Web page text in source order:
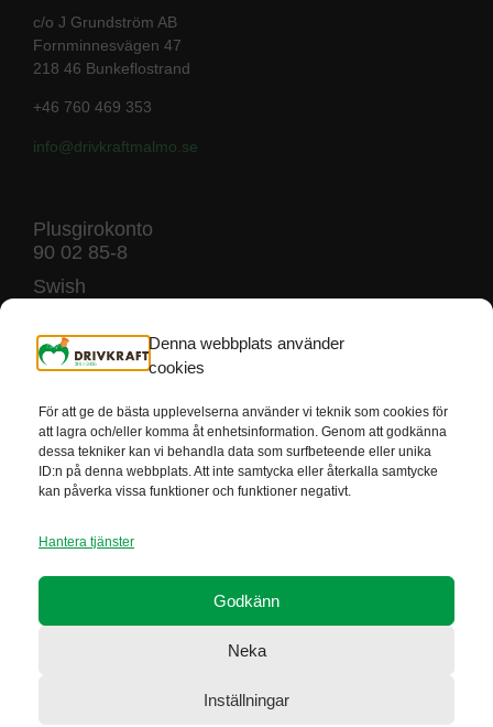
Denna webbplats använder
cookies
För att ge de bästa upplevelserna använder vi teknik som cookies för
att lagra och/eller komma åt enhetsinformation. Genom att godkänna
dessa tekniker kan vi behandla data som surfbeteende eller unika
ID:n på denna webbplats. Att inte samtycka eller återkalla samtycke
kan påverka vissa funktioner och funktioner negativt.
Hantera tjänster
Godkänn
Neka
Inställningar
c/o J Grundström AB
Fornminnesvägen 47
218 46 Bunkeflostrand
+46 760 469 353
info@drivkraftmalmo .se
Plusgirokonto
90 02 85-8
Swish
Drivkraft är godkända av Svensk insamlings kontroll som 90-konto
innehavare. Detta innebär att minst 75% av det du ger går till vårt
ändamål.